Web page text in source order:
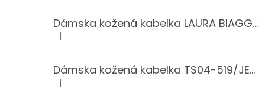
Dámska kožená kabelka LAURA BIAGGI 944-PINK
Hodnotenie produktu je 5 z 5 hviezdičiek.
|
Dámska kožená kabelka TS04-519/JEANS BLUE
Hodnotenie produktu je 5 z 5 hviezdičiek.
|